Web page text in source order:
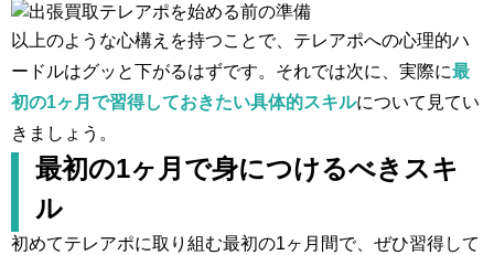
以上のような心構えを持つことで、テレアポへの心理的ハ
ードルはグッと下がるはずです。それでは次に、実際に最
初の1ヶ月で習得しておきたい具体的スキルについて見てい
きましょう。
最初の1ヶ月で身につけるべきスキ
ル
初めてテレアポに取り組む最初の1ヶ月間で、ぜひ習得して